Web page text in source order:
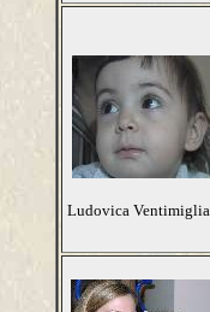
Ludovica Ventimiglia